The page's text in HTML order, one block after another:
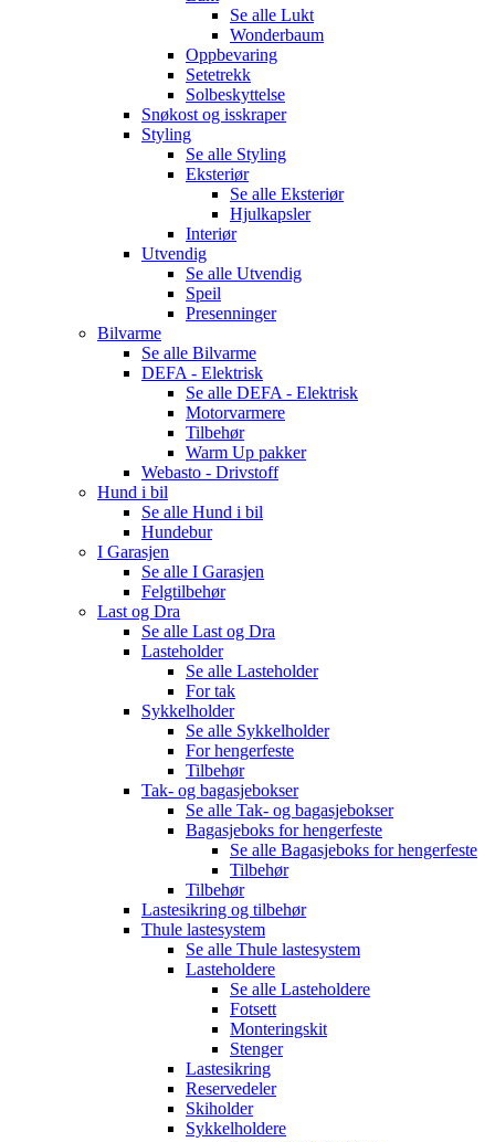
Se alle Lukt
Wonderbaum
Oppbevaring
Setetrekk
Solbeskyttelse
Snøkost og isskraper
Styling
Se alle Styling
Eksteriør
Se alle Eksteriør
Hjulkapsler
Interiør
Utvendig
Se alle Utvendig
Speil
Presenninger
Bilvarme
Se alle Bilvarme
DEFA - Elektrisk
Se alle DEFA - Elektrisk
Motorvarmere
Tilbehør
Warm Up pakker
Webasto - Drivstoff
Hund i bil
Se alle Hund i bil
Hundebur
I Garasjen
Se alle I Garasjen
Felgtilbehør
Last og Dra
Se alle Last og Dra
Lasteholder
Se alle Lasteholder
For tak
Sykkelholder
Se alle Sykkelholder
For hengerfeste
Tilbehør
Tak- og bagasjebokser
Se alle Tak- og bagasjebokser
Bagasjeboks for hengerfeste
Se alle Bagasjeboks for hengerfeste
Tilbehør
Tilbehør
Lastesikring og tilbehør
Thule lastesystem
Se alle Thule lastesystem
Lasteholdere
Se alle Lasteholdere
Fotsett
Monteringskit
Stenger
Lastesikring
Reservedeler
Skiholder
Sykkelholdere